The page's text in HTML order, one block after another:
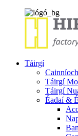
Táirgí
Táirgí
Táirgí
Éadaí &